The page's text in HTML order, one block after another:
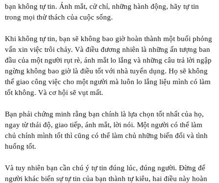
bạn không tự tin. Ánh mắt, cử chỉ, những hành động, hãy tự tin
trong mọi thử thách của cuộc sống.
Khi không tự tin, bạn sẽ không bao giờ hoàn thành một buổi phỏng
vấn xin việc trôi chảy. Và điều đương nhiên là những ấn tượng ban
đầu của một người rụt rè, ánh mắt lo lắng và những câu trả lời ngập
ngừng không bao giờ là điều tốt với nhà tuyển dụng. Họ sẽ không
thể giao công việc cho một người mà luôn lo lắng liệu mình có làm
tốt không. Và cơ hội sẽ vụt mất.
Bạn phải chứng minh rằng bạn chính là lựa chọn tốt nhất của họ,
ngay từ thái độ, giao tiếp, ánh mắt, lời nói. Một người có thể làm
chủ chính mình tốt thì cũng có thể làm chủ những biến đổi và tình
huống tốt.
Và tuy nhiên bạn cần chú ý tự tin đúng lúc, đúng người. Đừng để
người khác biến sự tự tin của bạn thành tự kiêu, hai điều này hoàn